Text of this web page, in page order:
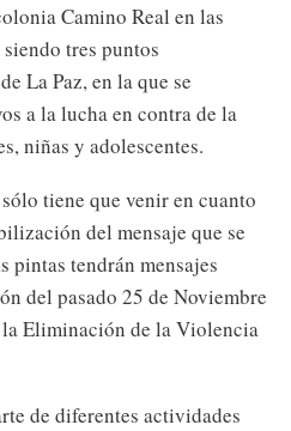
Camino Real en las
tres puntos
La Paz, en la que se
a la lucha en contra de la
niñas y adolescentes.
tiene que venir en cuanto
del mensaje que se
pintas tendrán mensajes
del pasado 25 de Noviembre
Eliminación de la Violencia
de diferentes actividades